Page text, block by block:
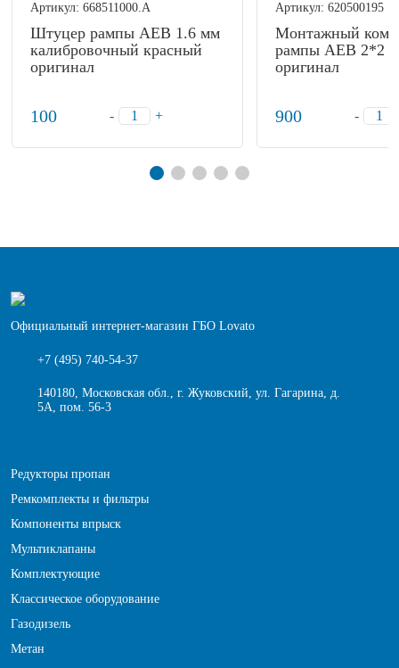
Артикул: 668511000.А
Штуцер рампы АЕВ 1.6 мм
калибровочный красный
оригинал
100 - +
Артикул: 620500195
Монтажный
рампы АЕВ 2*2
оригинал
900 -
Официальный интернет-магазин ГБО Lovato
+7 (495) 740-54-37
140180, Московская обл., г. Жуковский, ул. Гагарина, д.
5А, пом. 56-3
Редукторы пропан
Ремкомплекты и фильтры
Компоненты впрыск
Мультиклапаны
Комплектующие
Классическое оборудование
Газодизель
Метан